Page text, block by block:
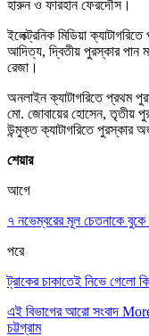
হারুন ও ফারহান ফেরদৌস।
ইলেক্ট্রনিক মিডিয়া
আদিত্য, দ্বিতীয় পুরস্কার পান
রেজা।
অনলাইন ক্যাটাগরিতে প্রথম
মো. জোবায়ের হোসেন, তৃতীয়
উন্মুক্ত ক্যাটাগরিতে পুরস্কার
শেয়ার
আগে
৭ নভেম্বরের মূল চেতনাকে বুকে
পরে
ট্রাকের চাকাতেই নিভে গেলো
এই বিভাগের আরো সংবাদ
চট্টগ্রাম